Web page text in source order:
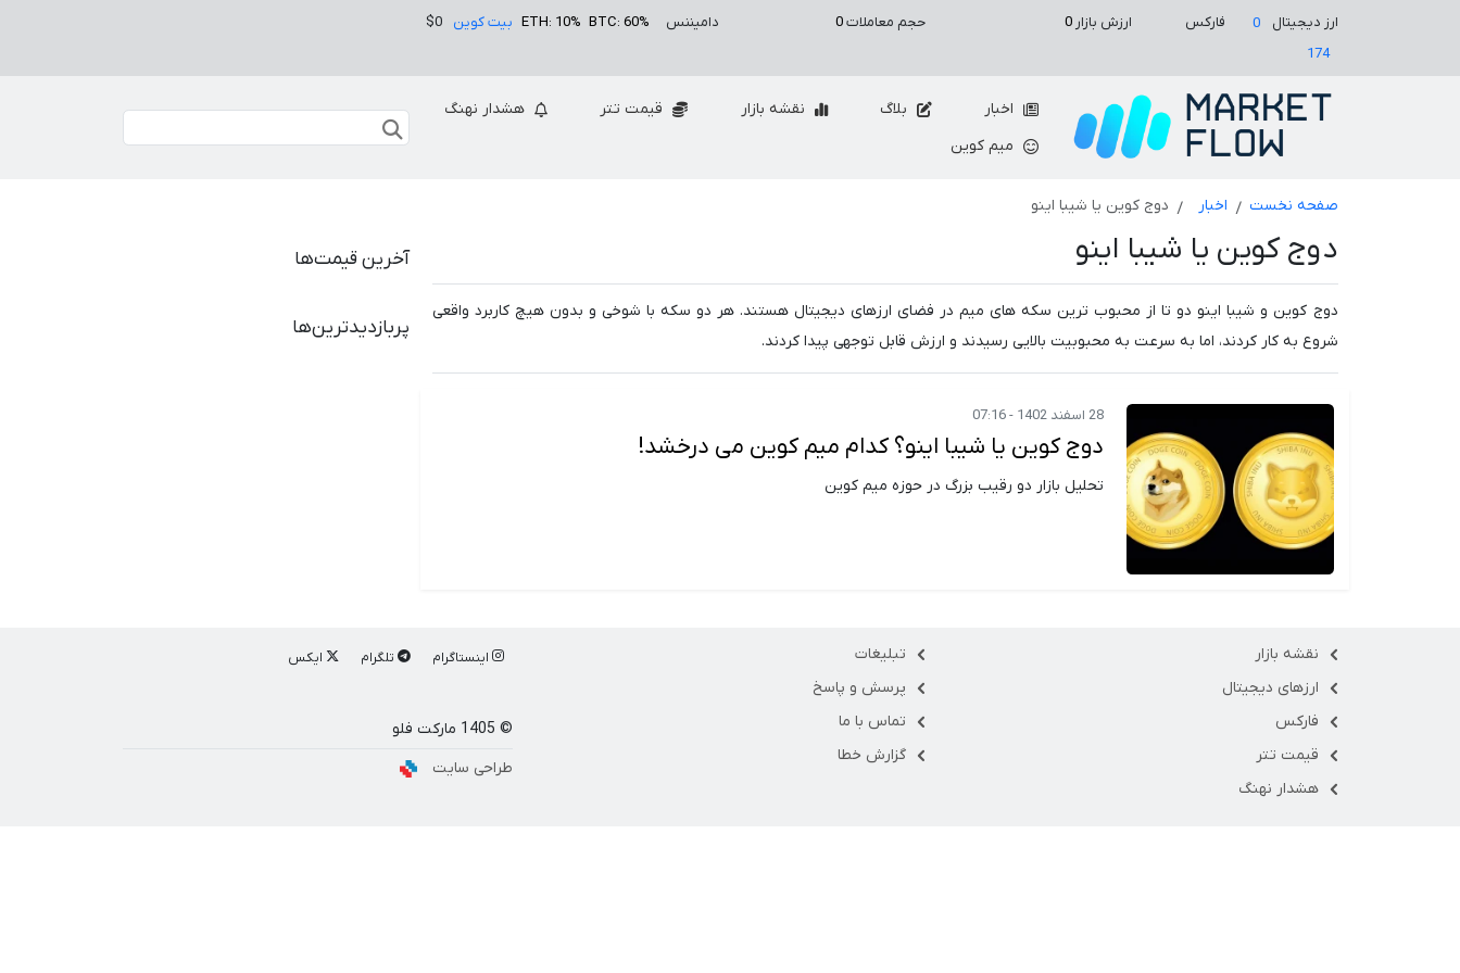
ارز دیجیتال 0
فارکس
174
ارزش بازار0 حجم معاملات0 دامیننس BTC: 60%
ETH: 10% بیت کوین $0
اخبار بلاگ نقشه بازار قیمت تتر
هشدار نهنگ
میم کوین
صفحه نخست اخبار دوج کوین یا شیبا اینو
دوج کوین یا شیبا اینو
دوج کوین و شیبا اینو دو تا از محبوب ترین سکه های میم در فضای ارزهای دیجیتال هستند. هر دو سکه با شوخی و بدون هیچ کاربرد واقعی
شروع به کار کردند، اما به سرعت به محبوبیت بالایی رسیدند و ارزش قابل توجهی پیدا کردند.
28 اسفند 1402 - 07:16
دوج کوین یا شیبا اینو؟ کدام میم کوین می درخشد!
تحلیل بازار دو رقیب بزرگ در حوزه میم کوین
آخرین قیمت‌ها
پربازدیدترین‌ها
نقشه بازار
ارزهای دیجیتال
فارکس
قیمت تتر
هشدار نهنگ
تبلیغات
پرسش و پاسخ
تماس با ما
گزارش خطا
اینستاگرام تلگرام ایکس
© 1405 مارکت فلو
طراحی سایت